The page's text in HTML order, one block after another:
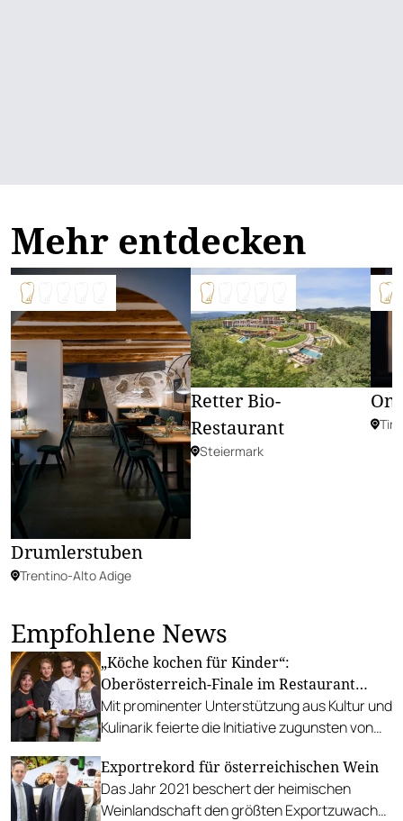
Mehr entdecken
Drumlerstuben
Trentino-Alto Adige
Retter Bio-
Restaurant
Steiermark
Tirol
Empfohlene News
„Köche kochen für Kinder“:
Oberösterreich-Finale im Restaurant
Lukas
Mit prominenter Unterstützung aus Kultur und
Kulinarik feierte die Initiative zugunsten von
Lukas in Schärding.
Exportrekord für österreichischen Wein
Das Jahr 2021 beschert der heimischen
Weinlandschaft den größten Exportzuwachs